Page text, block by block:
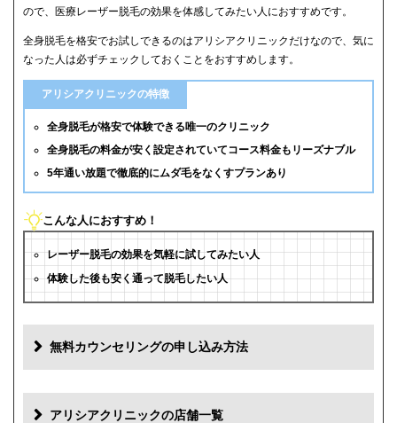
ので、医療レーザー脱毛の効果を体感してみたい人におすすめです。
全身脱毛を格安でお試しできるのはアリシアクリニックだけなので、気に
なった人は必ずチェックしておくことをおすすめします。
アリシアクリニックの特徴
全身脱毛が格安で体験できる唯一のクリニック
全身脱毛の料金が安く設定されていてコース料金もリーズナブル
5年通い放題で徹底的にムダ毛をなくすプランあり
こんな人におすすめ！
レーザー脱毛の効果を気軽に試してみたい人
体験した後も安く通って脱毛したい人
無料カウンセリングの申し込み方法
アリシアクリニックの店舗一覧